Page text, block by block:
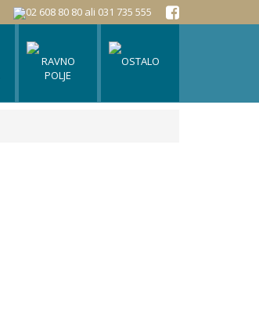
02 608 80 80 ali 031 735 555
RAVNO
POLJE
OSTALO